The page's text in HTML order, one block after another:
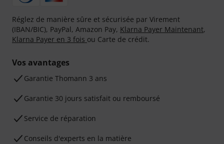
Réglez de manière sûre et sécurisée par Virement
(IBAN/BIC), PayPal, Amazon Pay, Klarna Payer Maintenant,
Klarna Payer en 3 fois ou Carte de crédit.
Vos avantages
Ga­ran­tie Thomann 3 ans
Garantie 30 jours satisfait ou remboursé
Service de réparation
Conseils d'experts en la matière